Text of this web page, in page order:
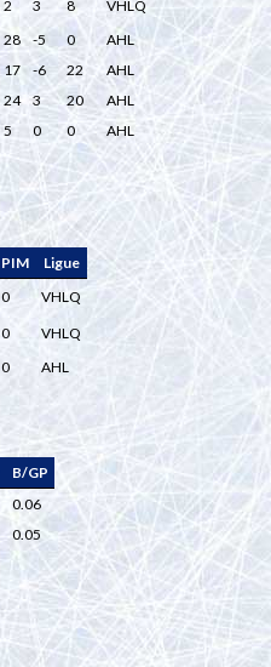
2 3 8
VHLQ
28 -5 0
AHL
17 -6 22
AHL
24 3 20
AHL
5 0 0 AHL
PIM
Ligue
0
VHLQ
0
VHLQ
0 AHL
B/GP
0.06
0.05